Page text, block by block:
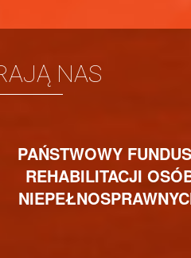
NAS
FUNDUSZ
OSÓB